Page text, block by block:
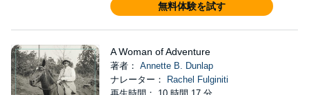
無料体験を試す
A Woman of Adventure
著者： Annette B. Dunlap
ナレーター：
Rachel Fulginiti